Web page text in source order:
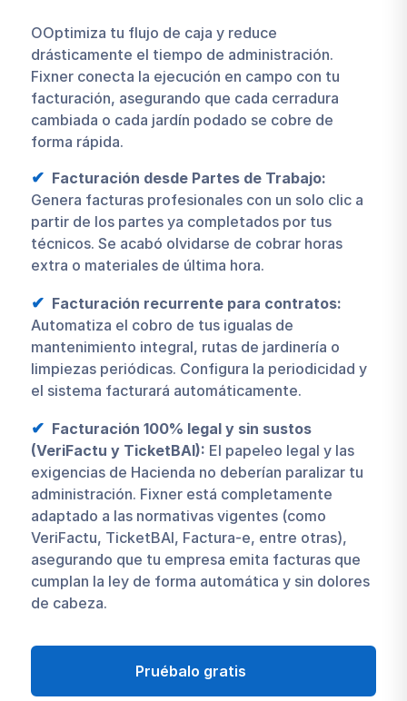
OOptimiza tu flujo de caja y reduce
drásticamente el tiempo de administración.
Fixner conecta la ejecución en campo con tu
facturación, asegurando que cada cerradura
cambiada o cada jardín podado se cobre de
forma rápida.
Facturación desde Partes de Trabajo:
Genera facturas profesionales con un solo clic a
partir de los partes ya completados por tus
técnicos. Se acabó olvidarse de cobrar horas
extra o materiales de última hora.
Facturación recurrente para contratos:
Automatiza el cobro de tus igualas de
mantenimiento integral, rutas de jardinería o
limpiezas periódicas. Configura la periodicidad y
el sistema facturará automáticamente.
Facturación 100% legal y sin sustos
(VeriFactu y TicketBAI): El papeleo legal y las
exigencias de Hacienda no deberían paralizar tu
administración. Fixner está completamente
adaptado a las normativas vigentes (como
VeriFactu, TicketBAI, Factura-e, entre otras),
asegurando que tu empresa emita facturas que
cumplan la ley de forma automática y sin dolores
de cabeza.
Pruébalo gratis